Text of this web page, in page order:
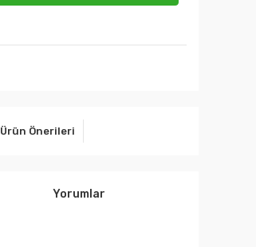
Ürün Önerileri
Yorumlar